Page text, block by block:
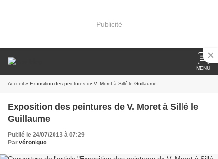
Publicité
MENU
Accueil » Exposition des peintures de V. Moret à Sillé le Guillaume
Exposition des peintures de V. Moret à Sillé le
Guillaume
Publié le 24/07/2013 à 07:29
Par véronique